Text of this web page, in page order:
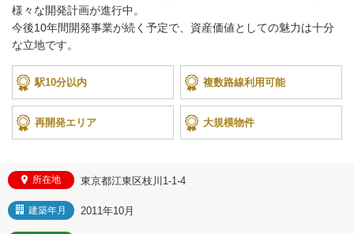
様々な開発計画が進行中。
今後10年間開発事業が続く予定で、資産価値としての魅力は十分
な立地です。
駅10分以内 複数路線利用可能
再開発エリア 大規模物件
所在地 東京都江東区枝川1-1-4
建築年月 2011年10月